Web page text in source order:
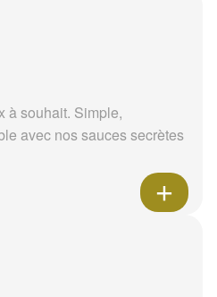
à souhait. Simple,
avec nos sauces secrètes